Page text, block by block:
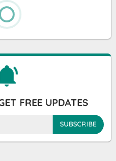
FREE UPDATES